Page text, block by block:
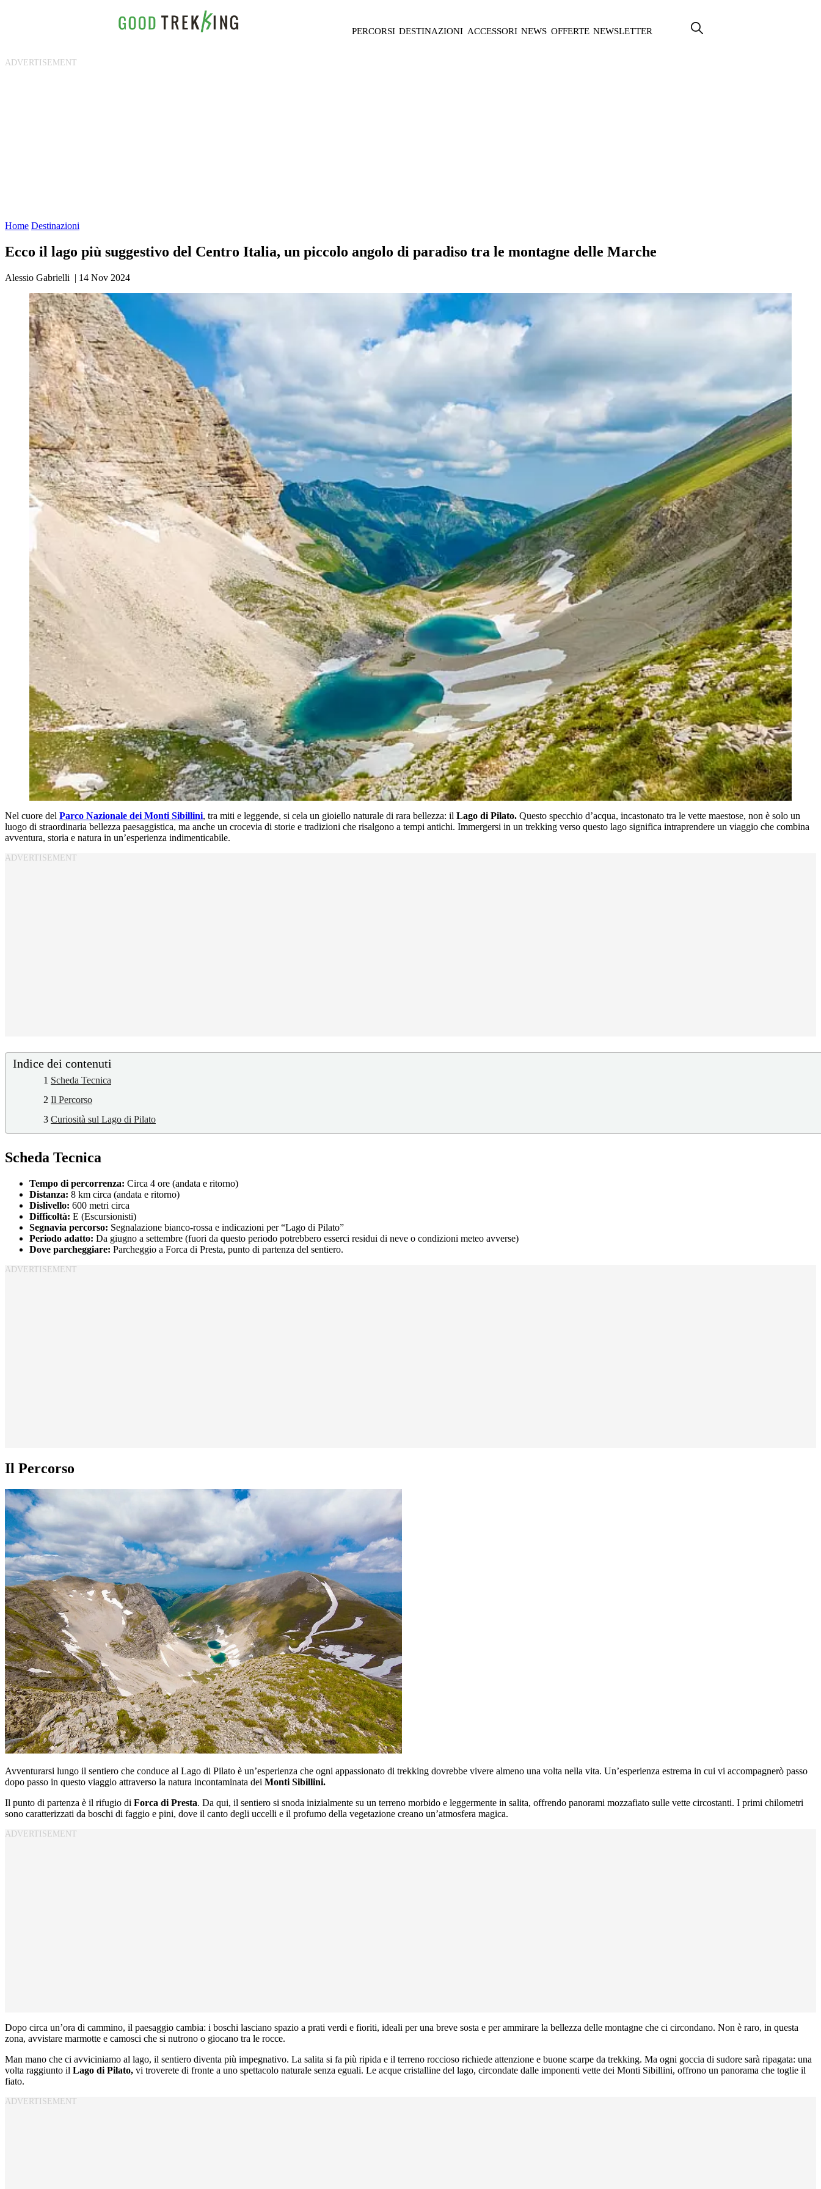
PERCORSI DESTINAZIONI ACCESSORI NEWS OFFERTE NEWSLETTER
Home Destinazioni
Ecco il lago più suggestivo del Centro Italia, un piccolo angolo di paradiso tra le montagne delle Marche
Alessio Gabrielli | 14 Nov 2024
Nel cuore del Parco Nazionale dei Monti Sibillini, tra miti e leggende, si cela un gioiello naturale di rara bellezza: il Lago di Pilato. Questo specchio d’acqua, incastonato tra le vette maestose, non è solo un
luogo di straordinaria bellezza paesaggistica, ma anche un crocevia di storie e tradizioni che risalgono a tempi antichi. Immergersi in un trekking verso questo lago significa intraprendere un viaggio che combina
avventura, storia e natura in un’esperienza indimenticabile.
Indice dei contenuti
1 Scheda Tecnica
2 Il Percorso
3 Curiosità sul Lago di Pilato
Scheda Tecnica
Tempo di percorrenza: Circa 4 ore (andata e ritorno)
Distanza: 8 km circa (andata e ritorno)
Dislivello: 600 metri circa
Difficoltà: E (Escursionisti)
Segnavia percorso: Segnalazione bianco-rossa e indicazioni per “Lago di Pilato”
Periodo adatto: Da giugno a settembre (fuori da questo periodo potrebbero esserci residui di neve o condizioni meteo avverse)
Dove parcheggiare: Parcheggio a Forca di Presta, punto di partenza del sentiero.
Il Percorso
Avventurarsi lungo il sentiero che conduce al Lago di Pilato è un’esperienza che ogni appassionato di trekking dovrebbe vivere almeno una volta nella vita. Un’esperienza estrema in cui vi accompagnerò passo
dopo passo in questo viaggio attraverso la natura incontaminata dei Monti Sibillini.
Il punto di partenza è il rifugio di Forca di Presta. Da qui, il sentiero si snoda inizialmente su un terreno morbido e leggermente in salita, offrendo panorami mozzafiato sulle vette circostanti. I primi chilometri
sono caratterizzati da boschi di faggio e pini, dove il canto degli uccelli e il profumo della vegetazione creano un’atmosfera magica.
Dopo circa un’ora di cammino, il paesaggio cambia: i boschi lasciano spazio a prati verdi e fioriti, ideali per una breve sosta e per ammirare la bellezza delle montagne che ci circondano. Non è raro, in questa
zona, avvistare marmotte e camosci che si nutrono o giocano tra le rocce.
Man mano che ci avviciniamo al lago, il sentiero diventa più impegnativo. La salita si fa più ripida e il terreno roccioso richiede attenzione e buone scarpe da trekking. Ma ogni goccia di sudore sarà ripagata: una
volta raggiunto il Lago di Pilato, vi troverete di fronte a uno spettacolo naturale senza eguali. Le acque cristalline del lago, circondate dalle imponenti vette dei Monti Sibillini, offrono un panorama che toglie il
fiato.